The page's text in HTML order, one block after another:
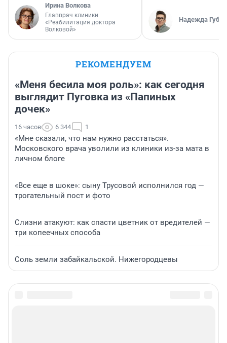
Ирина Волкова
Главврач клиники
«Реабилитация доктора
Волковой»
Надежда
РЕКОМЕНДУЕМ
«Меня бесила моя роль»: как сегодня
выглядит Пуговка из «Папиных
дочек»
16 часов 6 344 1
«Мне сказали, что нам нужно расстаться».
Московского врача уволили из клиники из-за мата в
личном блоге
«Все еще в шоке»: сыну Трусовой исполнился год —
трогательный пост и фото
Слизни атакуют: как спасти цветник от вредителей —
три копеечных способа
Соль земли забайкальской. Нижегородцевы